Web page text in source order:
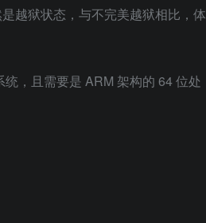
越狱状态，与不完美越狱相比，体
，且需要是 ARM 架构的 64 位处